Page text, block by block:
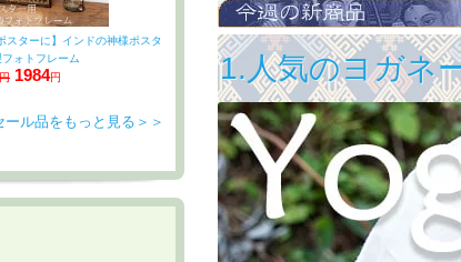
1.人気のヨガネ
スターに】インドの神様ポスタ
ォトフレーム
1984円
ール品をもっと見る＞＞